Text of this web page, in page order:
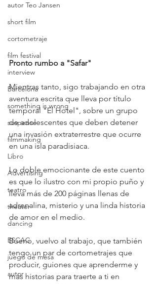
autor Teo Jansen
short film
cortometraje
film festival
interview
Barcelona
something is wrong
suspense
filmmaking
Libro
Advertising
teatro
theater
dancing
ESCAC
juego de mesa
autor
Pronto rumbo a "Safar"
Mientras tanto, sigo trabajando en otra
aventura escrita que lleva por título
temporal "El Hotel", sobre un grupo
de adolescentes que deben detener
una invasión extraterrestre que ocurre
en una isla paradisiaca.
Lo doble emocionante de este cuento
es que lo ilustro con mi propio puño y
lleva más de 200 páginas llenas de
adrenalina, misterio y una linda historia
de amor en el medio.
Bueno, vuelvo al trabajo, que también
tengo un par de cortometrajes que
producir, guiones que aprenderme y
más historias para traerte a ti en